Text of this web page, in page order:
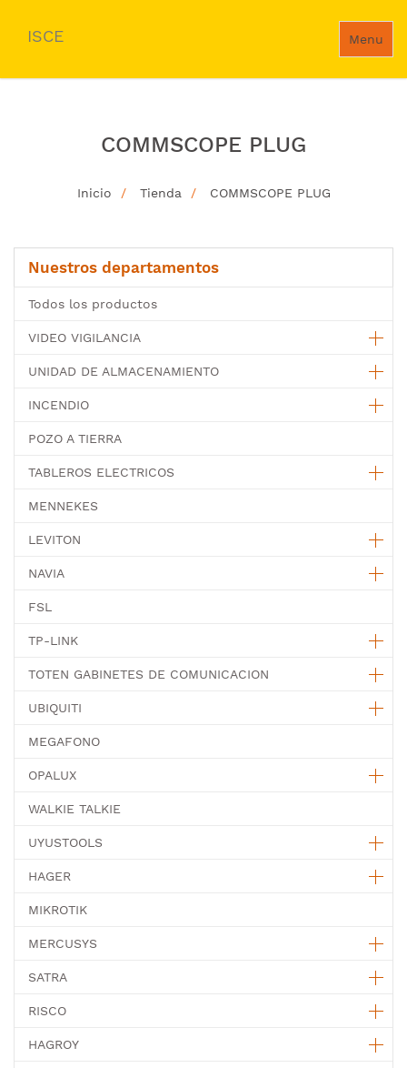
Menu
ISCE
COMMSCOPE PLUG
Inicio Tienda COMMSCOPE PLUG
Nuestros departamentos
Todos los productos
VIDEO VIGILANCIA
UNIDAD DE ALMACENAMIENTO
INCENDIO
POZO A TIERRA
TABLEROS ELECTRICOS
MENNEKES
LEVITON
NAVIA
FSL
TP-LINK
TOTEN GABINETES DE COMUNICACION
UBIQUITI
MEGAFONO
OPALUX
WALKIE TALKIE
UYUSTOOLS
HAGER
MIKROTIK
MERCUSYS
SATRA
RISCO
HAGROY